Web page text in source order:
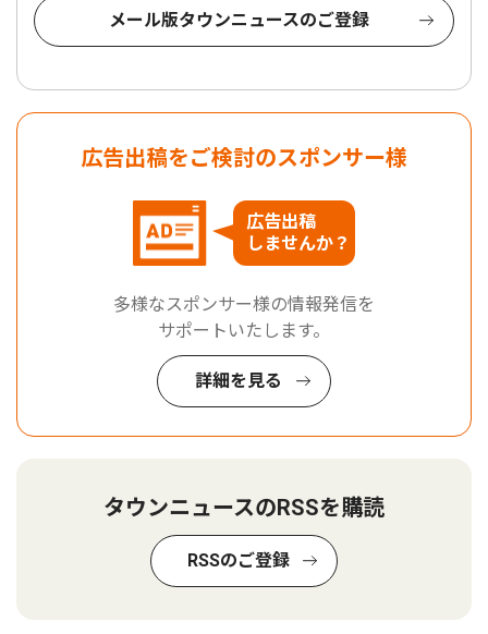
メール版タウンニュースのご登録
広告出稿をご検討のスポンサー様
広告出稿
しませんか？
多様なスポンサー様の情報発信を
サポートいたします。
詳細を見る
タウンニュースのRSSを購読
RSSのご登録